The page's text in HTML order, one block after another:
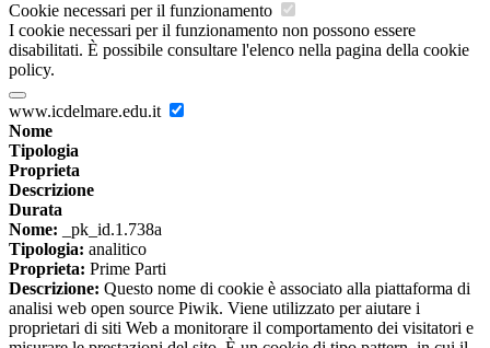
Cookie necessari per il funzionamento
I cookie necessari per il funzionamento non possono essere
disabilitati. È possibile consultare l'elenco nella pagina della cookie
policy.
www.icdelmare.edu.it
Nome
Tipologia
Proprieta
Descrizione
Durata
Nome: _pk_id.1.738a
Tipologia: analitico
Proprieta: Prime Parti
Descrizione: Questo nome di cookie è associato alla piattaforma di
analisi web open source Piwik. Viene utilizzato per aiutare i
proprietari di siti Web a monitorare il comportamento dei visitatori e